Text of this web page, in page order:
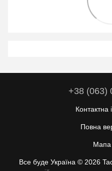
+38 (063)
Контактна
Повна
Мапа
Все буде Україна © 2026